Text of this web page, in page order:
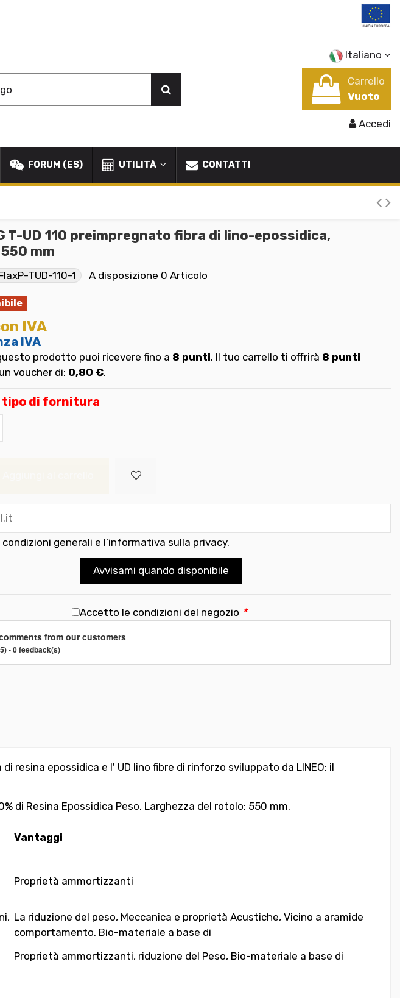
Italiano
Carrello
Vuoto
Accedi
FORUM (ES) UTILITÀ CONTATTI
T-UD 110 preimpregnato fibra di lino-epossidica,
mm
TUD-110-1 A disposizione 0 Articolo
IVA
IVA
prodotto puoi ricevere fino a 8 punti. Il tuo carrello ti offrirà 8 punti
voucher di: 0,80 €.
tipo di fornitura
condizioni generali e l’informativa sulla privacy.
Avvisami quando disponibile
Accetto le condizioni del negozio *
from our customers
- 0 feedback(s)
resina epossidica e l' UD lino fibre di rinforzo sviluppato da LINEO: il
di Resina Epossidica Peso. Larghezza del rotolo: 550 mm.
Vantaggi
Proprietà ammortizzanti
La riduzione del peso, Meccanica e proprietà Acustiche, Vicino a aramide
comportamento, Bio-materiale a base di
Proprietà ammortizzanti, riduzione del Peso, Bio-materiale a base di